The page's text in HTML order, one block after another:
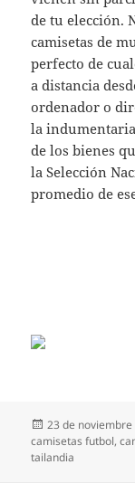
de tu elección.
camisetas de
perfecto de
a distancia
ordenador o
la
de los bienes
la Selección
promedio de
Publicado
el
23 de
camisetas futbol,
tailandia